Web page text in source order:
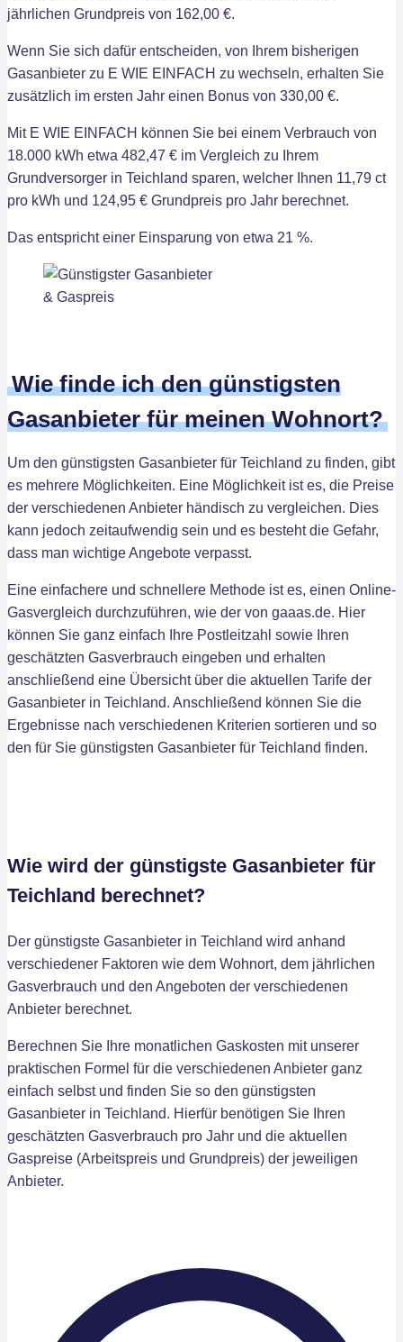
jährlichen Grundpreis von 162,00 €.
Wenn Sie sich dafür entscheiden, von Ihrem bisherigen
Gasanbieter zu E WIE EINFACH zu wechseln, erhalten Sie
zusätzlich im ersten Jahr einen Bonus von 330,00 €.
Mit E WIE EINFACH können Sie bei einem Verbrauch von
18.000 kWh etwa 482,47 € im Vergleich zu Ihrem
Grundversorger in Teichland sparen, welcher Ihnen 11,79 ct
pro kWh und 124,95 € Grundpreis pro Jahr berechnet.
Das entspricht einer Einsparung von etwa 21 %.
Wie finde ich den günstigsten
Gasanbieter für meinen Wohnort?
Um den günstigsten Gasanbieter für Teichland zu finden, gibt
es mehrere Möglichkeiten. Eine Möglichkeit ist es, die Preise
der verschiedenen Anbieter händisch zu vergleichen. Dies
kann jedoch zeitaufwendig sein und es besteht die Gefahr,
dass man wichtige Angebote verpasst.
Eine einfachere und schnellere Methode ist es, einen Online-
Gasvergleich durchzuführen, wie der von gaaas.de. Hier
können Sie ganz einfach Ihre Postleitzahl sowie Ihren
geschätzten Gasverbrauch eingeben und erhalten
anschließend eine Übersicht über die aktuellen Tarife der
Gasanbieter in Teichland. Anschließend können Sie die
Ergebnisse nach verschiedenen Kriterien sortieren und so
den für Sie günstigsten Gasanbieter für Teichland finden.
Wie wird der günstigste Gasanbieter für
Teichland berechnet?
Der günstigste Gasanbieter in Teichland wird anhand
verschiedener Faktoren wie dem Wohnort, dem jährlichen
Gasverbrauch und den Angeboten der verschiedenen
Anbieter berechnet.
Berechnen Sie Ihre monatlichen Gaskosten mit unserer
praktischen Formel für die verschiedenen Anbieter ganz
einfach selbst und finden Sie so den günstigsten
Gasanbieter in Teichland. Hierfür benötigen Sie Ihren
geschätzten Gasverbrauch pro Jahr und die aktuellen
Gaspreise (Arbeitspreis und Grundpreis) der jeweiligen
Anbieter.